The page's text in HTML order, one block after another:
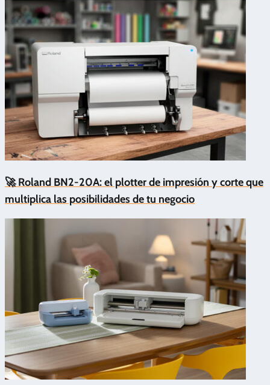
🚀 Roland BN2-20A: el plotter de impresión y corte que
multiplica las posibilidades de tu negocio